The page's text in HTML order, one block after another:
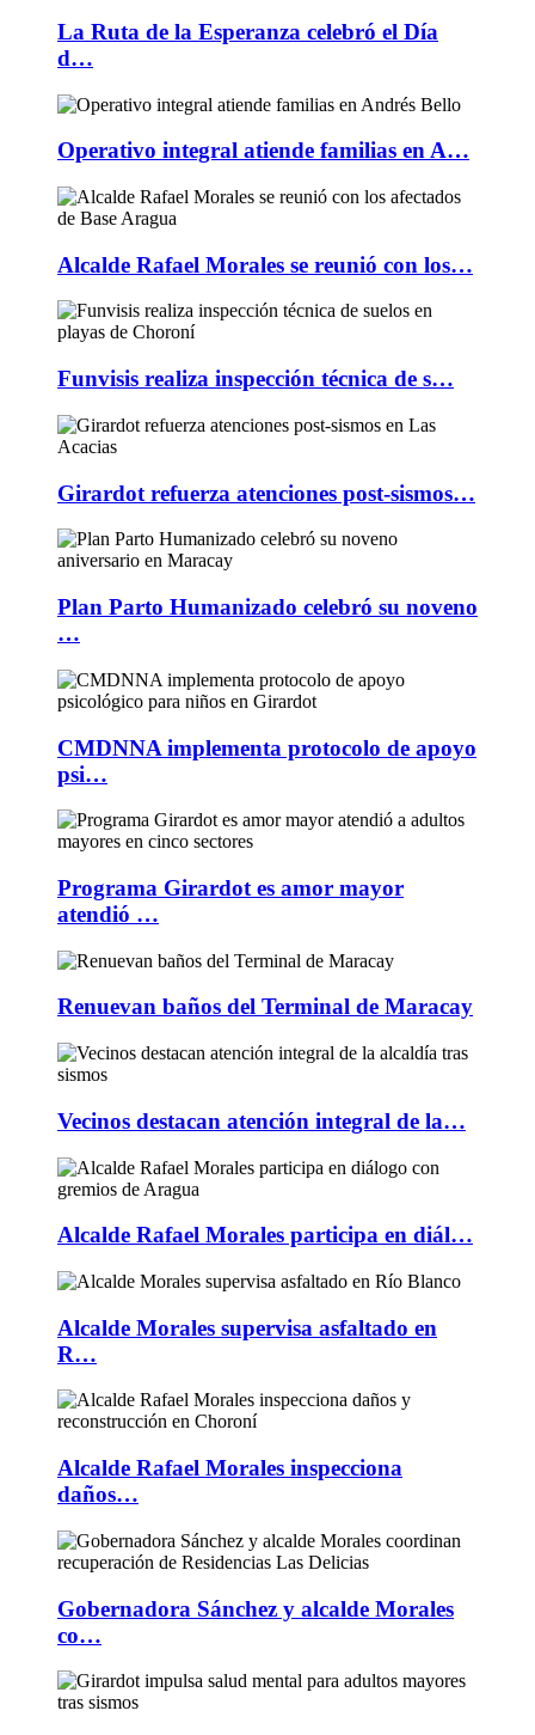
La Ruta de la Esperanza celebró el Día
d…
Operativo integral atiende familias en A…
Alcalde Rafael Morales se reunió con los…
Funvisis realiza inspección técnica de s…
Girardot refuerza atenciones post-sismos…
Plan Parto Humanizado celebró su noveno
…
CMDNNA implementa protocolo de apoyo
psi…
Programa Girardot es amor mayor
atendió …
Renuevan baños del Terminal de Maracay
Vecinos destacan atención integral de la…
Alcalde Rafael Morales participa en diál…
Alcalde Morales supervisa asfaltado en
R…
Alcalde Rafael Morales inspecciona
daños…
Gobernadora Sánchez y alcalde Morales
co…